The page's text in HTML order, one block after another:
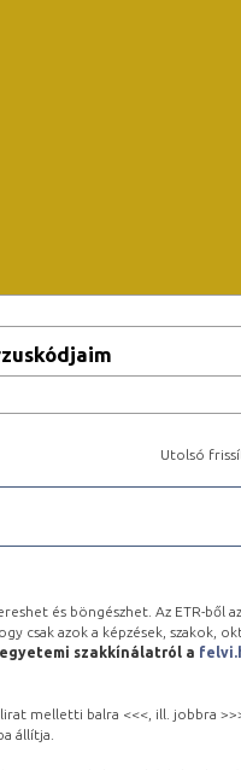
Utolsó
és böngészhet. Az ETR-ből
csak azok a képzések, szakok,
szakkínálatról a
melletti balra <<<, ill. jobbra
állítja.